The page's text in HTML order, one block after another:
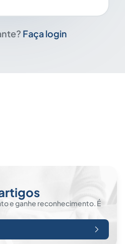
Faça login
e ganhe reconhecimento. É